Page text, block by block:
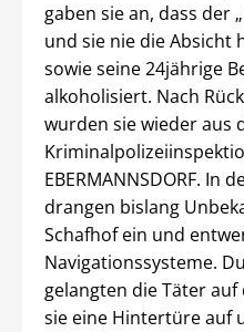
gaben sie an, dass der
und sie nie die Absicht
sowie seine 24jährige
alkoholisiert. Nach
wurden sie wieder aus
EBERMANNSDORF. In
drangen bislang
Schafhof ein und
Navigationssysteme.
gelangten die Täter
sie eine Hintertüre auf